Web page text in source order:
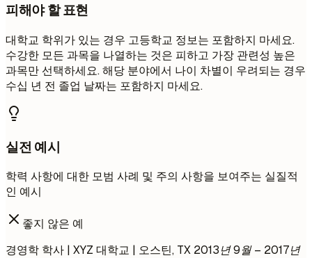
피해야 할 표현
대학교 학위가 있는 경우 고등학교 정보는 포함하지 마세요.
수강한 모든 과목을 나열하는 것은 피하고 가장 관련성 높은
과목만 선택하세요. 해당 분야에서 나이 차별이 우려되는 경우
수십 년 전 졸업 날짜는 포함하지 마세요.
실전 예시
학력 사항에 대한 모범 사례 및 주의 사항을 보여주는 실질적
인 예시
좋지 않은 예
경영학 학사 | XYZ 대학교 | 오스틴, TX 2013년 9월 – 2017년